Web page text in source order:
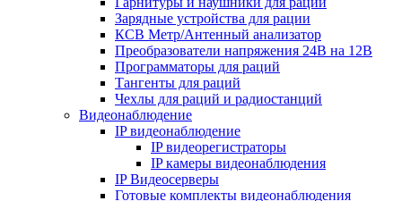
Зарядные устройства для рации
КСВ Метр/Антенный анализатор
Преобразователи напряжения 24В на 12В
Программаторы для раций
Тангенты для раций
Чехлы для раций и радиостанций
Видеонаблюдение
IP видеонаблюдение
IP видеорегистраторы
IP камеры видеонаблюдения
IP Видеосерверы
Готовые комплекты видеонаблюдения